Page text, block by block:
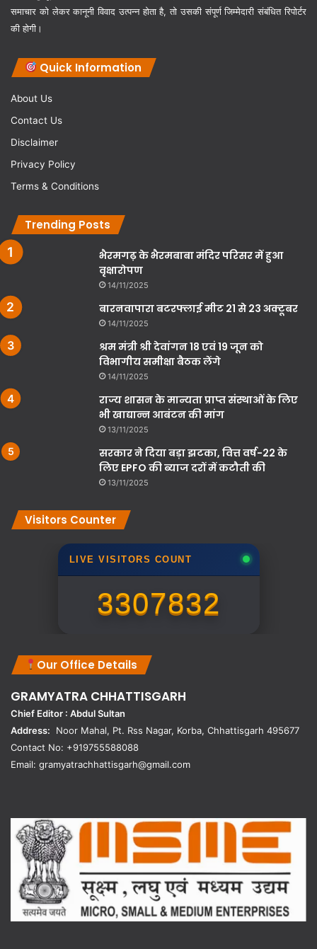
समाचार को लेकर कानूनी विवाद उत्पन्न होता है, तो उसकी संपूर्ण जिम्मेदारी संबंधित रिपोर्टर
की होगी।
Quick Information
About Us
Contact Us
Disclaimer
Privacy Policy
Terms & Conditions
Trending Posts
भैरमगढ़ के भैरमबाबा मंदिर परिसर में हुआ
वृक्षारोपण
14/11/2025
बारनवापारा बटरफ्लाई मीट 21 से 23 अक्टूबर
14/11/2025
श्रम मंत्री श्री देवांगन 18 एवं 19 जून को
विभागीय समीक्षा बैठक लेंगे
14/11/2025
राज्य शासन के मान्यता प्राप्त संस्थाओं के लिए
भी खाद्यान्न आबंटन की मांग
13/11/2025
सरकार ने दिया बड़ा झटका, वित्त वर्ष-22 के
लिए EPFO की ब्याज दरों में कटौती की
13/11/2025
Visitors Counter
LIVE VISITORS COUNT
3307832
Our Office Details
GRAMYATRA CHHATTISGARH
Chief Editor : Abdul Sultan
Address: Noor Mahal, Pt. Rss Nagar, Korba, Chhattisgarh 495677
Contact No: +919755588088
Email: gramyatrachhattisgarh@gmail.com